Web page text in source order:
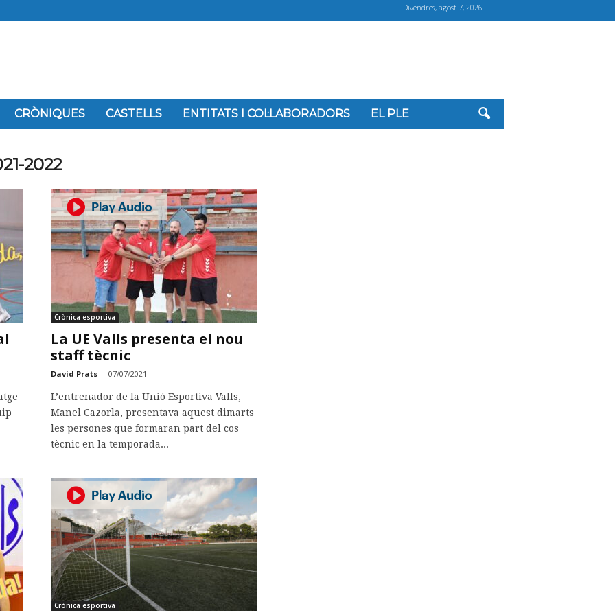
Divendres, agost 7, 2026
CRÒNIQUES CASTELLS ENTITATS I COL·LABORADORS EL PLE
2022
Crònica esportiva
La UE Valls presenta el nou
staff tècnic
David Prats - 07/07/2021
L’entrenador de la Unió Esportiva Valls,
Manel Cazorla, presentava aquest dimarts
les persones que formaran part del cos
tècnic en la temporada...
Crònica esportiva